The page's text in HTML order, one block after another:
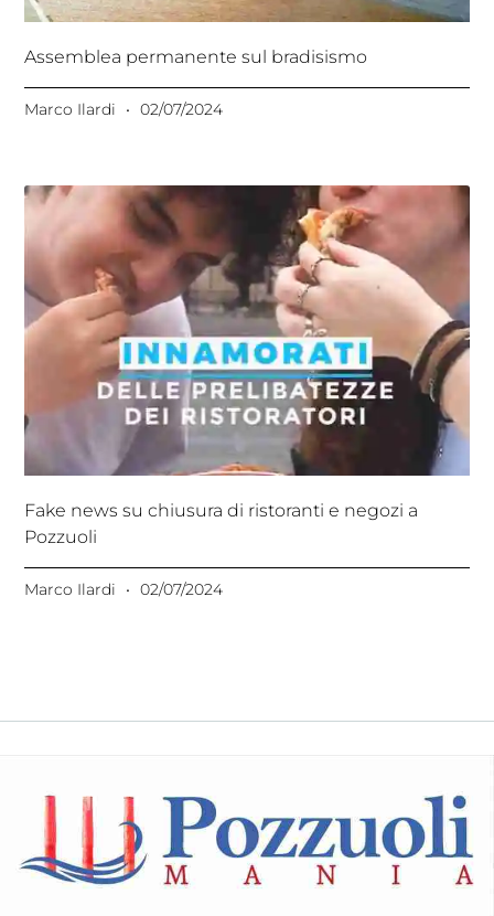
Assemblea permanente sul bradisismo
Marco Ilardi 02/07/2024
Fake news su chiusura di ristoranti e negozi a
Pozzuoli
Marco Ilardi 02/07/2024